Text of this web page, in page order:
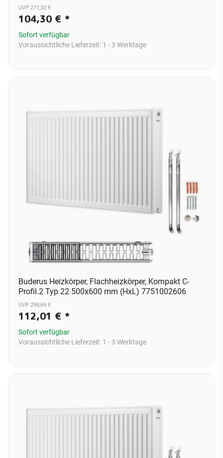
UVP 271,32 €
104,30 € *
Sofort verfügbar
Voraussichtliche Lieferzeit: 1 - 3 Werktage
Buderus Heizkörper, Flachheizkörper, Kompakt C-
Profil.2 Typ 22 500x600 mm (HxL) 7751002606
UVP 298,69 €
112,01 € *
Sofort verfügbar
Voraussichtliche Lieferzeit: 1 - 3 Werktage